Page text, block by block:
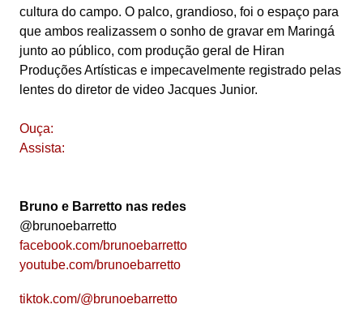
cultura do campo. O palco, grandioso, foi o espaço para
que ambos realizassem o sonho de gravar em Maringá
junto ao público, com produção geral de Hiran
Produções Artísticas e impecavelmente registrado pelas
lentes do diretor de video Jacques Junior.
Ouça:
Assista:
Bruno e Barretto nas redes
@brunoebarretto
facebook.com/brunoebarretto
youtube.com/brunoebarretto
tiktok.com/@brunoebarretto